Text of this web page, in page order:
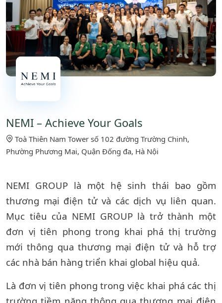
NEMI – Achieve Your Goals
Toà Thiên Nam Tower số 102 đường Trường Chinh,
Phường Phương Mai, Quận Đống đa, Hà Nội
NEMI GROUP là một hệ sinh thái bao gồm
thương mại điện tử và các dịch vụ liên quan.
Mục tiêu của NEMI GROUP là trở thành một
đơn vị tiên phong trong khai phá thị trường
mới thông qua thương mại điện tử và hỗ trợ
các nhà bán hàng triển khai global hiệu quả.
Là đơn vị tiên phong trong việc khai phá các thị
trường tiềm năng thông qua thương mại điện